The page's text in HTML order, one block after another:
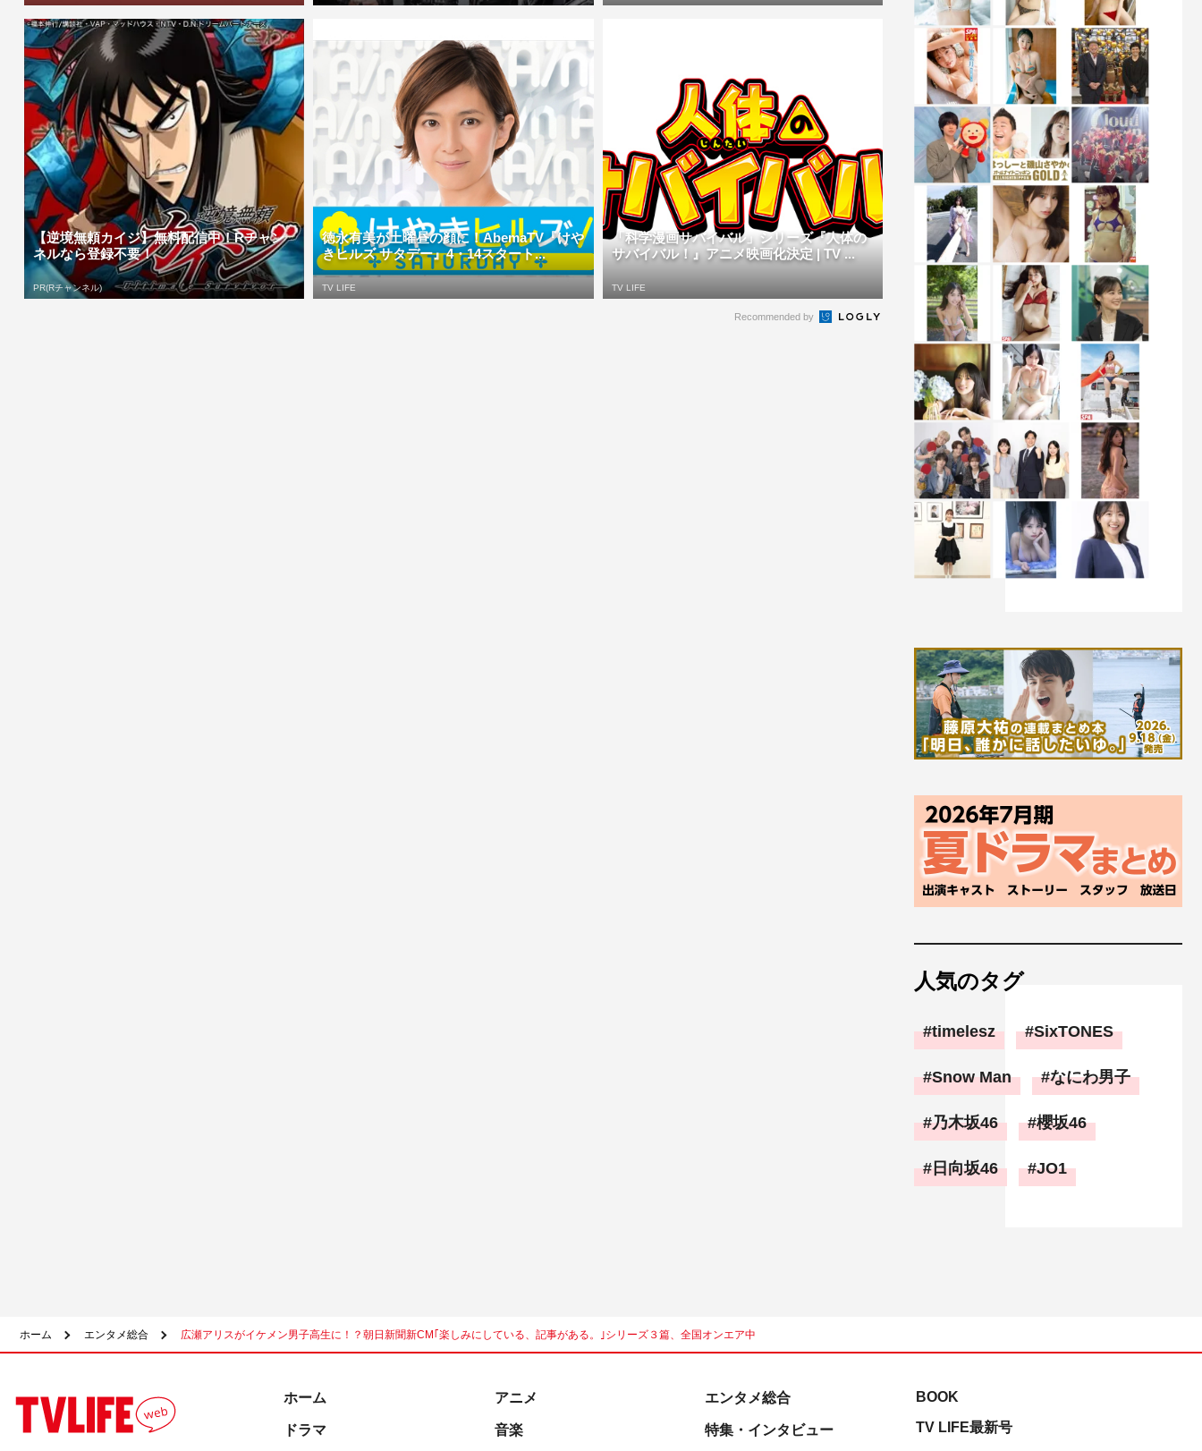
【逆境無頼カイジ】無料配信中！Rチャン
ネルなら登録不要！
PR(Rチャンネル)
徳永有美が土曜昼の顔に！AbemaTV『けや
きヒルズ サタデー』4・14スタート...
TV LIFE
「科学漫画サバイバル」シリーズ『人体の
サバイバル！』アニメ映画化決定 | TV ...
TV LIFE
Recommended by
人気のタグ
timelesz SixTONES
Snow Man なにわ男子
乃木坂46 櫻坂46
日向坂46 JO1
ホーム エンタメ総合 広瀬アリスがイケメン男子高生に！？朝日新聞新CM｢楽しみにしている、記事がある。｣シリーズ３篇、全国オンエア中
ホーム
ドラマ
アニメ
音楽
エンタメ総合
特集・インタビュー
BOOK
TV LIFE最新号